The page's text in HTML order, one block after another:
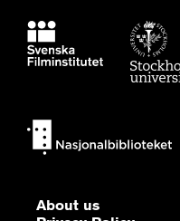
About us